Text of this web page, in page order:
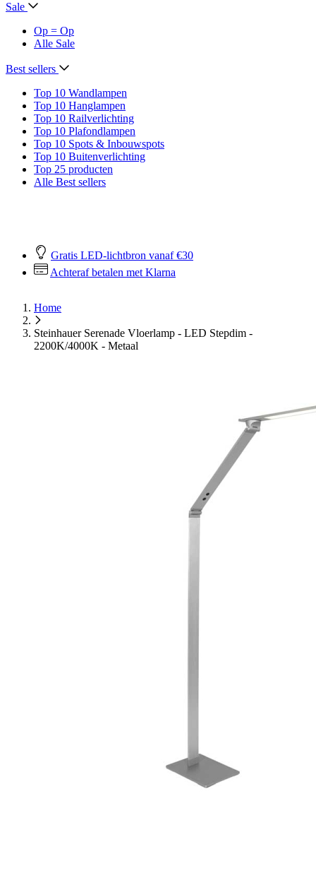
Sale
Op = Op
Alle Sale
Best sellers
Top 10 Wandlampen
Top 10 Hanglampen
Top 10 Railverlichting
Top 10 Plafondlampen
Top 10 Spots & Inbouwspots
Top 10 Buitenverlichting
Top 25 producten
Alle Best sellers
Gratis LED-lichtbron vanaf €30
Achteraf betalen met Klarna
Home
Steinhauer Serenade Vloerlamp - LED Stepdim -
2200K/4000K - Metaal